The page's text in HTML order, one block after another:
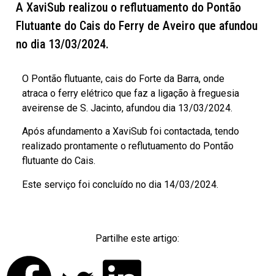
A XaviSub realizou o reflutuamento do Pontão
Flutuante do Cais do Ferry de Aveiro que afundou
no dia 13/03/2024.
O Pontão flutuante, cais do Forte da Barra, onde
atraca o ferry elétrico que faz a ligação à freguesia
aveirense de S. Jacinto, afundou dia 13/03/2024.
Após afundamento a XaviSub foi contactada, tendo
realizado prontamente o reflutuamento do Pontão
flutuante do Cais.
Este serviço foi concluído no dia 14/03/2024.
Partilhe este artigo: